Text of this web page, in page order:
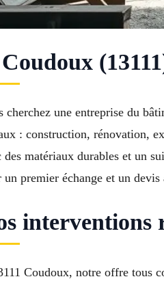
cherchez une entreprise du
: construction, rénovation,
des matériaux durables et un
un premier échange et un devis
interventions
Coudoux, notre offre tous